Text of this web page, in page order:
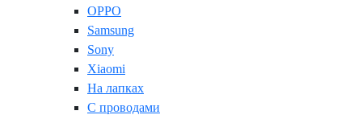
OPPO
Samsung
Sony
Xiaomi
На лапках
С проводами